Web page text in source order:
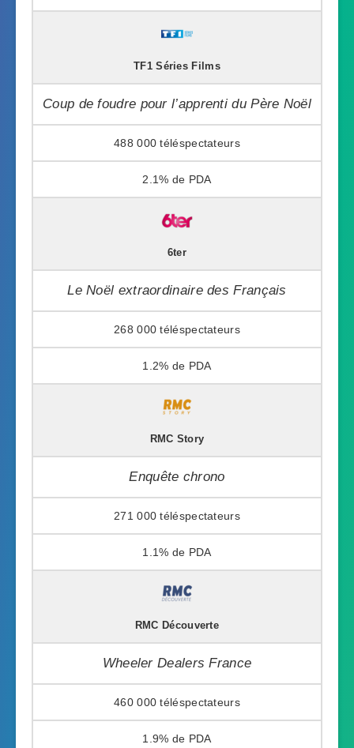
TF1 Séries Films
Coup de foudre pour l’apprenti du Père Noël
488 000
2.1%
6ter
Le Noël extraordinaire des Français
268 000
1.2%
RMC Story
Enquête chrono
271 000
1.1%
RMC Découverte
Wheeler Dealers France
460 000
1.9%